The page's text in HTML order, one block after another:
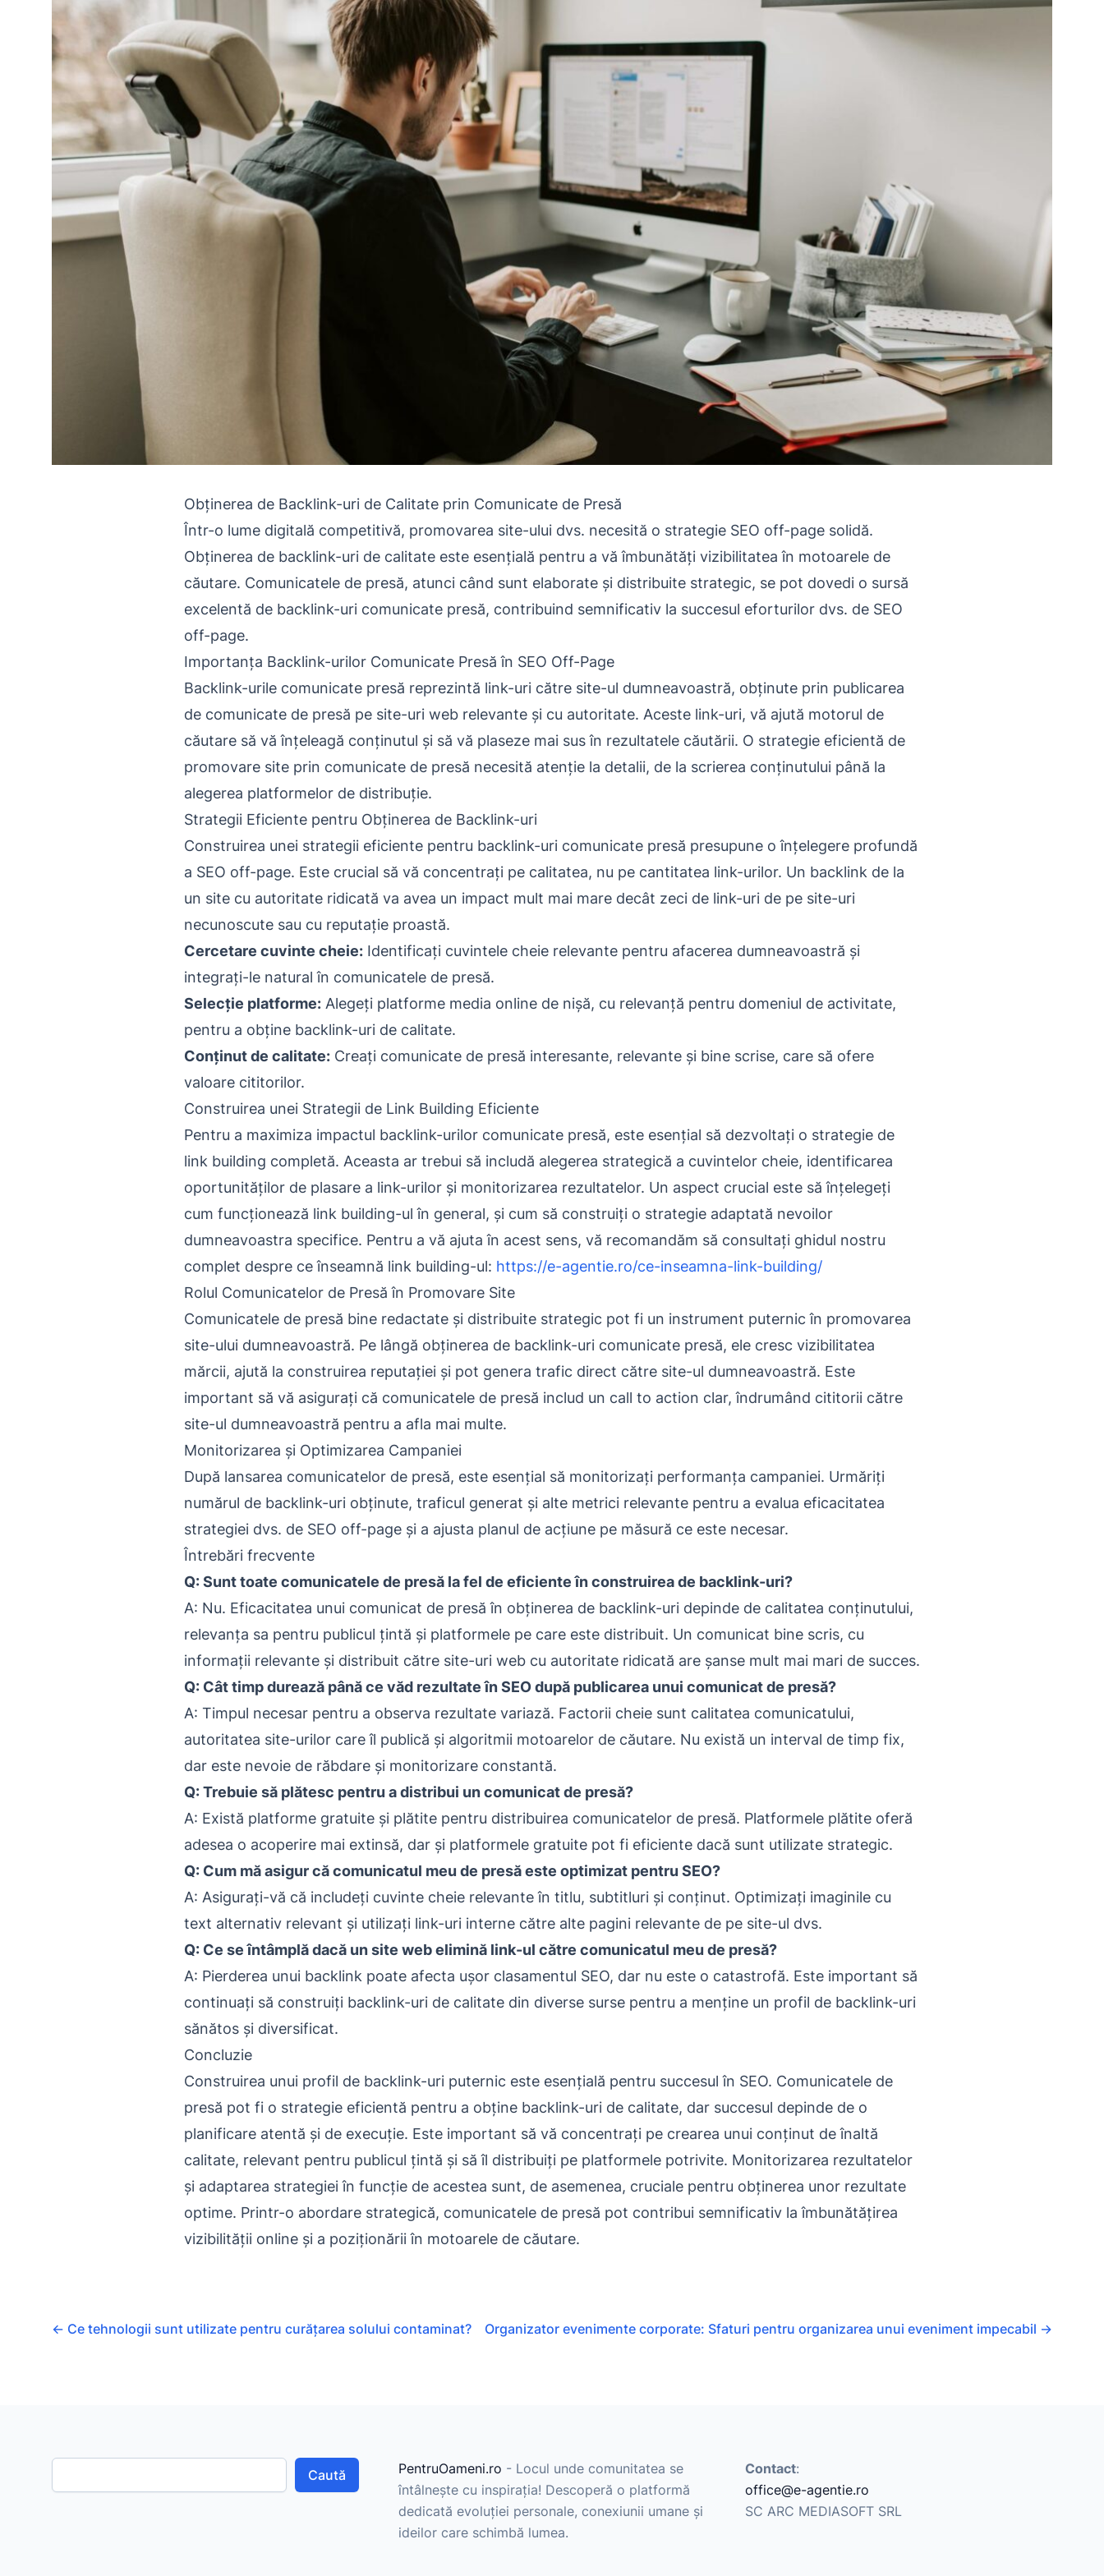
Obținerea de Backlink-uri de Calitate prin Comunicate de Presă
Într-o lume digitală competitivă, promovarea site-ului dvs. necesită o strategie SEO off-page solidă.
Obținerea de backlink-uri de calitate este esențială pentru a vă îmbunătăți vizibilitatea în motoarele de
căutare. Comunicatele de presă, atunci când sunt elaborate și distribuite strategic, se pot dovedi o sursă
excelentă de backlink-uri comunicate presă, contribuind semnificativ la succesul eforturilor dvs. de SEO
off-page.
Importanța Backlink-urilor Comunicate Presă în SEO Off-Page
Backlink-urile comunicate presă reprezintă link-uri către site-ul dumneavoastră, obținute prin publicarea
de comunicate de presă pe site-uri web relevante și cu autoritate. Aceste link-uri, vă ajută motorul de
căutare să vă înțeleagă conținutul și să vă plaseze mai sus în rezultatele căutării. O strategie eficientă de
promovare site prin comunicate de presă necesită atenție la detalii, de la scrierea conținutului până la
alegerea platformelor de distribuție.
Strategii Eficiente pentru Obținerea de Backlink-uri
Construirea unei strategii eficiente pentru backlink-uri comunicate presă presupune o înțelegere profundă
a SEO off-page. Este crucial să vă concentrați pe calitatea, nu pe cantitatea link-urilor. Un backlink de la
un site cu autoritate ridicată va avea un impact mult mai mare decât zeci de link-uri de pe site-uri
necunoscute sau cu reputație proastă.
Cercetare cuvinte cheie: Identificați cuvintele cheie relevante pentru afacerea dumneavoastră și
integrați-le natural în comunicatele de presă.
Selecție platforme: Alegeți platforme media online de nișă, cu relevanță pentru domeniul de activitate,
pentru a obține backlink-uri de calitate.
Conținut de calitate: Creați comunicate de presă interesante, relevante și bine scrise, care să ofere
valoare cititorilor.
Construirea unei Strategii de Link Building Eficiente
Pentru a maximiza impactul backlink-urilor comunicate presă, este esențial să dezvoltați o strategie de
link building completă. Aceasta ar trebui să includă alegerea strategică a cuvintelor cheie, identificarea
oportunităților de plasare a link-urilor și monitorizarea rezultatelor. Un aspect crucial este să înțelegeți
cum funcționează link building-ul în general, și cum să construiți o strategie adaptată nevoilor
dumneavoastra specifice. Pentru a vă ajuta în acest sens, vă recomandăm să consultați ghidul nostru
complet despre ce înseamnă link building-ul: https://e-agentie.ro/ce-inseamna-link-building/
Rolul Comunicatelor de Presă în Promovare Site
Comunicatele de presă bine redactate și distribuite strategic pot fi un instrument puternic în promovarea
site-ului dumneavoastră. Pe lângă obținerea de backlink-uri comunicate presă, ele cresc vizibilitatea
mărcii, ajută la construirea reputației și pot genera trafic direct către site-ul dumneavoastră. Este
important să vă asigurați că comunicatele de presă includ un call to action clar, îndrumând cititorii către
site-ul dumneavoastră pentru a afla mai multe.
Monitorizarea și Optimizarea Campaniei
După lansarea comunicatelor de presă, este esențial să monitorizați performanța campaniei. Urmăriți
numărul de backlink-uri obținute, traficul generat și alte metrici relevante pentru a evalua eficacitatea
strategiei dvs. de SEO off-page și a ajusta planul de acțiune pe măsură ce este necesar.
Întrebări frecvente
Q: Sunt toate comunicatele de presă la fel de eficiente în construirea de backlink-uri?
A: Nu. Eficacitatea unui comunicat de presă în obținerea de backlink-uri depinde de calitatea conținutului,
relevanța sa pentru publicul țintă și platformele pe care este distribuit. Un comunicat bine scris, cu
informații relevante și distribuit către site-uri web cu autoritate ridicată are șanse mult mai mari de succes.
Q: Cât timp durează până ce văd rezultate în SEO după publicarea unui comunicat de presă?
A: Timpul necesar pentru a observa rezultate variază. Factorii cheie sunt calitatea comunicatului,
autoritatea site-urilor care îl publică și algoritmii motoarelor de căutare. Nu există un interval de timp fix,
dar este nevoie de răbdare și monitorizare constantă.
Q: Trebuie să plătesc pentru a distribui un comunicat de presă?
A: Există platforme gratuite și plătite pentru distribuirea comunicatelor de presă. Platformele plătite oferă
adesea o acoperire mai extinsă, dar și platformele gratuite pot fi eficiente dacă sunt utilizate strategic.
Q: Cum mă asigur că comunicatul meu de presă este optimizat pentru SEO?
A: Asigurați-vă că includeți cuvinte cheie relevante în titlu, subtitluri și conținut. Optimizați imaginile cu
text alternativ relevant și utilizați link-uri interne către alte pagini relevante de pe site-ul dvs.
Q: Ce se întâmplă dacă un site web elimină link-ul către comunicatul meu de presă?
A: Pierderea unui backlink poate afecta ușor clasamentul SEO, dar nu este o catastrofă. Este important să
continuați să construiți backlink-uri de calitate din diverse surse pentru a menține un profil de backlink-uri
sănătos și diversificat.
Concluzie
Construirea unui profil de backlink-uri puternic este esențială pentru succesul în SEO. Comunicatele de
presă pot fi o strategie eficientă pentru a obține backlink-uri de calitate, dar succesul depinde de o
planificare atentă și de execuție. Este important să vă concentrați pe crearea unui conținut de înaltă
calitate, relevant pentru publicul țintă și să îl distribuiți pe platformele potrivite. Monitorizarea rezultatelor
și adaptarea strategiei în funcție de acestea sunt, de asemenea, cruciale pentru obținerea unor rezultate
optime. Printr-o abordare strategică, comunicatele de presă pot contribui semnificativ la îmbunătățirea
vizibilității online și a poziționării în motoarele de căutare.
← Ce tehnologii sunt utilizate pentru curățarea solului contaminat? Organizator evenimente corporate: Sfaturi pentru organizarea unui eveniment impecabil →
Caută PentruOameni.ro - Locul unde comunitatea se
întâlnește cu inspirația! Descoperă o platformă
dedicată evoluției personale, conexiunii umane și
ideilor care schimbă lumea.
Contact:
office@e-agentie.ro
SC ARC MEDIASOFT SRL